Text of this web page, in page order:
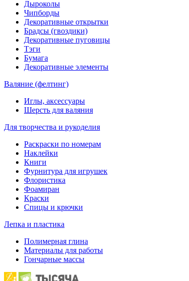
Дыроколы
Чипборды
Декоративные открытки
Брадсы (гвоздики)
Декоративные пуговицы
Тэги
Бумага
Декоративные элементы
Валяние (фелтинг)
Иглы, аксессуары
Шерсть для валяния
Для творчества и рукоделия
Раскраски по номерам
Наклейки
Книги
Фурнитура для игрушек
Флористика
Фоамиран
Краски
Спицы и крючки
Лепка и пластика
Полимерная глина
Материалы для работы
Гончарные массы